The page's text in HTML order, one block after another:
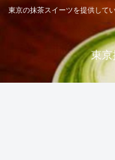
東京の抹茶スイーツを提供して
東京